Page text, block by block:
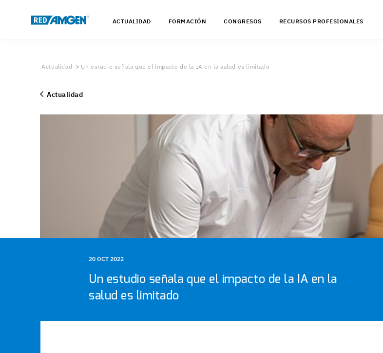
ACTUALIDAD FORMACIÓN CONGRESOS RECURSOS PROFESIONALES
Actualidad Un estudio señala que el impacto de la IA en la salud es limitado
Actualidad
20 OCT 2022
Un estudio señala que el impacto de la IA en la
salud es limitado